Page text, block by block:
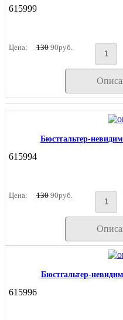
615999
Цена: 130 90руб.
Бюстгальтер-
615994
Цена: 130 90руб.
Бюстгальтер-
615996